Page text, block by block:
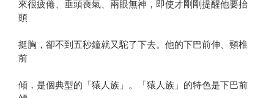
來很疲倦、垂頭喪氣、兩眼無神，即使才剛剛提醒他要抬
頭
挺胸，卻不到五秒鐘就又駝了下去。他的下巴前伸、頸椎
前
傾，是個典型的「猿人族」。「猿人族」的特色是下巴前